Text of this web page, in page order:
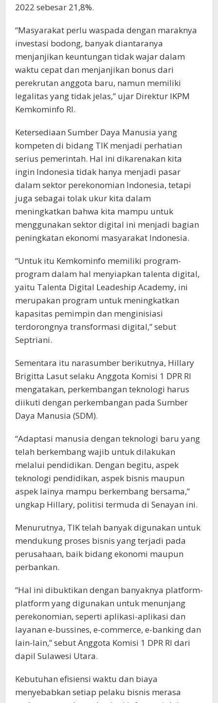
2022 sebesar 21,8%.
“Masyarakat perlu waspada dengan maraknya
investasi bodong, banyak diantaranya
menjanjikan keuntungan tidak wajar dalam
waktu cepat dan menjanjikan bonus dari
perekrutan anggota baru, namun memiliki
legalitas yang tidak jelas,” ujar Direktur IKPM
Kemkominfo RI.
Ketersediaan Sumber Daya Manusia yang
kompeten di bidang TIK menjadi perhatian
serius pemerintah. Hal ini dikarenakan kita
ingin Indonesia tidak hanya menjadi pasar
dalam sektor perekonomian Indonesia, tetapi
juga sebagai tolak ukur kita dalam
meningkatkan bahwa kita mampu untuk
menggunakan sektor digital ini menjadi bagian
peningkatan ekonomi masyarakat Indonesia.
“Untuk itu Kemkominfo memiliki program-
program dalam hal menyiapkan talenta digital,
yaitu Talenta Digital Leadeship Academy, ini
merupakan program untuk meningkatkan
kapasitas pemimpin dan menginisiasi
terdorongnya transformasi digital,” sebut
Septriani.
Sementara itu narasumber berikutnya, Hillary
Brigitta Lasut selaku Anggota Komisi 1 DPR RI
mengatakan, perkembangan teknologi harus
diikuti dengan perkembangan pada Sumber
Daya Manusia (SDM).
“Adaptasi manusia dengan teknologi baru yang
telah berkembang wajib untuk dilakukan
melalui pendidikan. Dengan begitu, aspek
teknologi pendidikan, aspek bisnis maupun
aspek lainya mampu berkembang bersama,”
ungkap Hillary, politisi termuda di Senayan ini.
Menurutnya, TIK telah banyak digunakan untuk
mendukung proses bisnis yang terjadi pada
perusahaan, baik bidang ekonomi maupun
perbankan.
“Hal ini dibuktikan dengan banyaknya platform-
platform yang digunakan untuk menunjang
perekonomian, seperti aplikasi-aplikasi dan
layanan e-bussines, e-commerce, e-banking dan
lain-lain,” sebut Anggota Komisi 1 DPR RI dari
dapil Sulawesi Utara.
Kebutuhan efisiensi waktu dan biaya
menyebabkan setiap pelaku bisnis merasa